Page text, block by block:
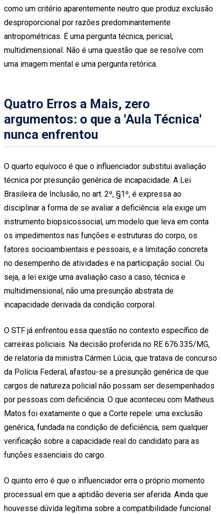
como um critério aparentemente neutro que produz exclusão
desproporcional por razões predominantemente
antropométricas. É uma pergunta técnica, pericial,
multidimensional. Não é uma questão que se resolve com
uma imagem mental e uma pergunta retórica.
Quatro Erros a Mais, zero
argumentos: o que a 'Aula Técnica'
nunca enfrentou
O quarto equívoco é que o influenciador substitui avaliação
técnica por presunção genérica de incapacidade. A Lei
Brasileira de Inclusão, no art. 2º, §1º, é expressa ao
disciplinar a forma de se avaliar a deficiência: ela exige um
instrumento biopsicossocial, um modelo que leva em conta
os impedimentos nas funções e estruturas do corpo, os
fatores socioambientais e pessoais, e a limitação concreta
no desempenho de atividades e na participação social. Ou
seja, a lei exige uma avaliação caso a caso, técnica e
multidimensional, não uma presunção abstrata de
incapacidade derivada da condição corporal.
O STF já enfrentou essa questão no contexto específico de
carreiras policiais. Na decisão proferida no RE 676.335/MG,
de relatoria da ministra Cármen Lúcia, que tratava de concurso
da Polícia Federal, afastou-se a presunção genérica de que
cargos de natureza policial não possam ser desempenhados
por pessoas com deficiência. O que aconteceu com Matheus
Matos foi exatamente o que a Corte repele: uma exclusão
genérica, fundada na condição de deficiência, sem qualquer
verificação sobre a capacidade real do candidato para as
funções essenciais do cargo.
O quinto erro é que o influenciador erra o próprio momento
processual em que a aptidão deveria ser aferida. Ainda que
houvesse dúvida legítima sobre a compatibilidade funcional